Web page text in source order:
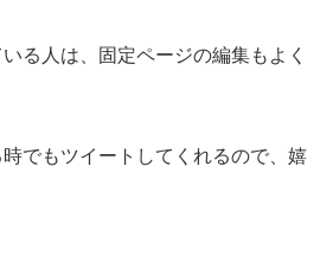
る人は、固定ページの編集もよく
でもツイートしてくれるので、嬉